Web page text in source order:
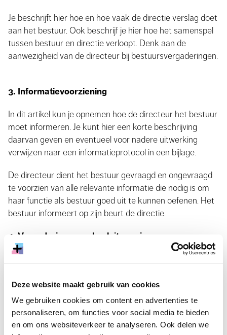
Deze website maakt gebruik van cookies
We gebruiken cookies om content en advertenties te
personaliseren, om functies voor social media te bieden
en om ons websiteverkeer te analyseren. Ook delen we
Je beschrijft hier hoe en hoe vaak de directie verslag doet
aan het bestuur. Ook beschrijf je hier hoe het samenspel
tussen bestuur en directie verloopt. Denk aan de
aanwezigheid van de directeur bij bestuursvergaderingen.
3. Informatievoorziening
In dit artikel kun je opnemen hoe de directeur het bestuur
moet informeren. Je kunt hier een korte beschrijving
daarvan geven en eventueel voor nadere uitwerking
verwijzen naar een informatieprotocol in een bijlage.
De directeur dient het bestuur gevraagd en ongevraagd
te voorzien van alle relevante informatie die nodig is om
haar functie als bestuur goed uit te kunnen oefenen. Het
bestuur informeert op zijn beurt de directie.
4. Vergaderingen en besluitvorming
hierbij aan het (mede) opstellen van de agenda, tijdig
aanleveren stukken, en de communicatie over
besluitvorming na afloop van de vergadering naar de
medewerkers. Belangrijk is om er zorg voor te dragen dat